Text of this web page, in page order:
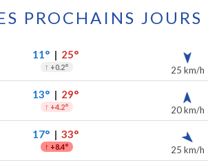
PROCHAINS JOURS
11°| 25°
↑ +0.2° 25 km/h
13°| 29°
↑ +4.2° 20 km/h
17°| 33°
↑ +8.4° 25 km/h